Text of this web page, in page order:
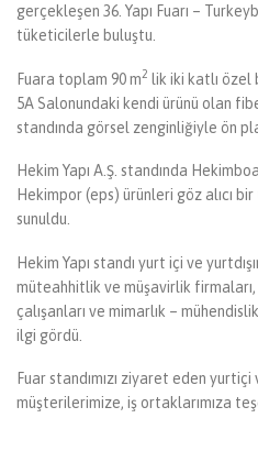
gerçekleşen 36. Yapı Fuarı –
tüketicilerle buluştu.
Fuara toplam 90 m2 lik iki katlı özel
5A Salonundaki kendi ürünü olan
standında görsel zenginliğiyle ön
Hekim Yapı A.Ş. standında
Hekimpor (eps) ürünleri göz alıcı bir
sunuldu.
Hekim Yapı standı yurt içi ve
müteahhitlik ve müşavirlik
çalışanları ve mimarlık –
ilgi gördü.
Fuar standımızı ziyaret eden yurtiçi
müşterilerimize, iş ortaklarımıza